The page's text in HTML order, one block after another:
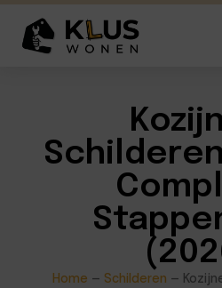
Home – Schilderen –